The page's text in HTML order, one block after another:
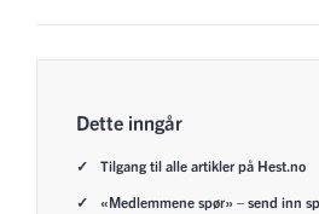
Dette inngår
Tilgang til alle artikler på Hest.no
«Medlemmene spør» – send inn